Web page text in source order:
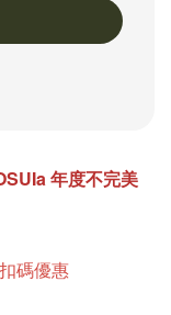
年度不完美
碼優惠